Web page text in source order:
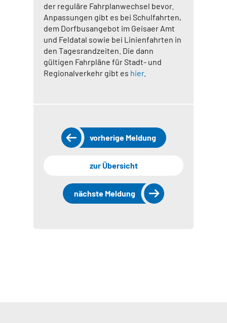
der reguläre Fahrplanwechsel bevor.
Anpassungen gibt es bei Schulfahrten,
dem Dorfbusangebot im Geisaer Amt
und Feldatal sowie bei Linienfahrten in
den Tagesrandzeiten. Die dann
gültigen Fahrpläne für Stadt- und
Regionalverkehr gibt es hier.
vorherige Meldung
zur Übersicht
nächste Meldung